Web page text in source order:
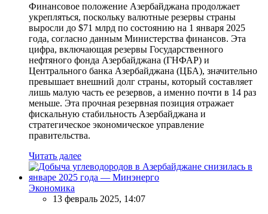
Финансовое положение Азербайджана продолжает
укрепляться, поскольку валютные резервы страны
выросли до $71 млрд по состоянию на 1 января 2025
года, согласно данным Министерства финансов. Эта
цифра, включающая резервы Государственного
нефтяного фонда Азербайджана (ГНФАР) и
Центрального банка Азербайджана (ЦБА), значительно
превышает внешний долг страны, который составляет
лишь малую часть ее резервов, а именно почти в 14 раз
меньше. Эта прочная резервная позиция отражает
фискальную стабильность Азербайджана и
стратегическое экономическое управление
правительства.
Читать далее
Экономика
13 февраль 2025, 14:07